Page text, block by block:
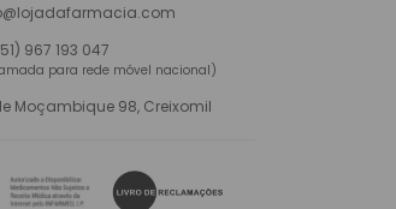
967 193 047
para rede móvel nacional)
Moçambique 98, Creixomil